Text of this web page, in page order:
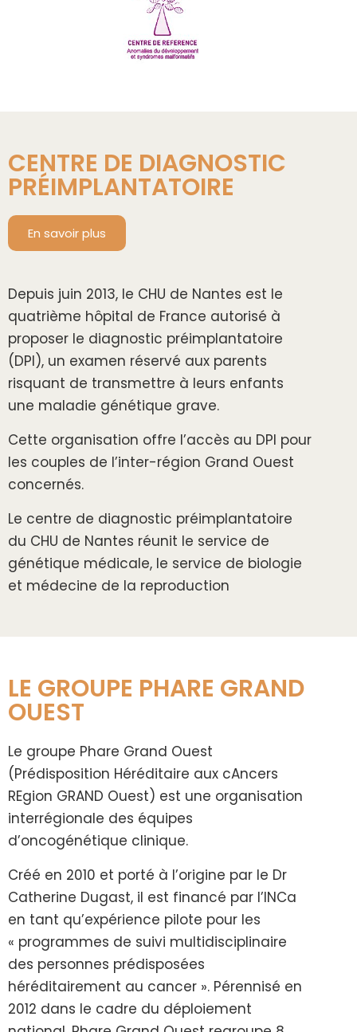
CENTRE DE DIAGNOSTIC
PRÉIMPLANTATOIRE
En savoir plus
Depuis juin 2013, le CHU de Nantes est le
quatrième hôpital de France autorisé à
proposer le diagnostic préimplantatoire
(DPI), un examen réservé aux parents
risquant de transmettre à leurs enfants
une maladie génétique grave.
Cette organisation offre l’accès au DPI pour
les couples de l’inter-région Grand Ouest
concernés.
Le centre de diagnostic préimplantatoire
du CHU de Nantes réunit le service de
génétique médicale, le service de biologie
et médecine de la reproduction
LE GROUPE PHARE GRAND
OUEST
Le groupe Phare Grand Ouest
(Prédisposition Héréditaire aux cAncers
REgion GRAND Ouest) est une organisation
interrégionale des équipes
d’oncogénétique clinique.
Créé en 2010 et porté à l’origine par le Dr
Catherine Dugast, il est financé par l’INCa
en tant qu’expérience pilote pour les
« programmes de suivi multidisciplinaire
des personnes prédisposées
héréditairement au cancer ». Pérennisé en
2012 dans le cadre du déploiement